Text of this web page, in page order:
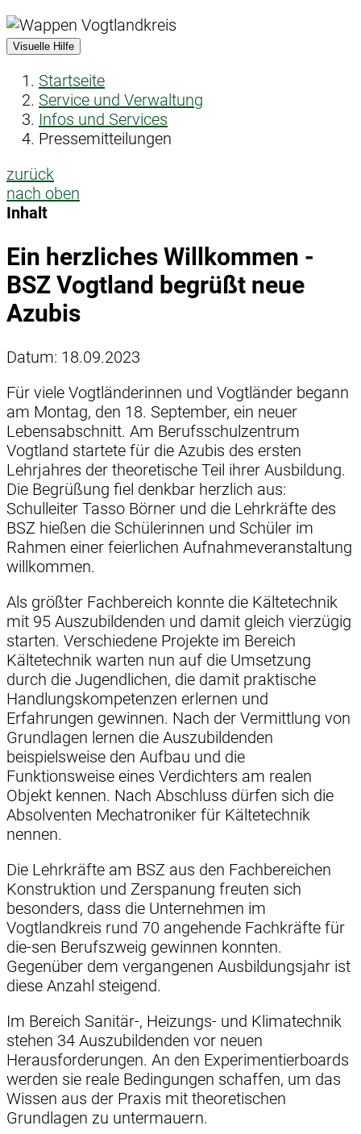
Visuelle Hilfe
Startseite
Service und Verwaltung
Infos und Services
Pressemitteilungen
zurück
nach oben
Inhalt
Ein herzliches Willkommen -
BSZ Vogtland begrüßt neue
Azubis
Datum: 18.09.2023
Für viele Vogtländerinnen und Vogtländer begann
am Montag, den 18. September, ein neuer
Lebensabschnitt. Am Berufsschulzentrum
Vogtland startete für die Azubis des ersten
Lehrjahres der theoretische Teil ihrer Ausbildung.
Die Begrüßung fiel denkbar herzlich aus:
Schulleiter Tasso Börner und die Lehrkräfte des
BSZ hießen die Schülerinnen und Schüler im
Rahmen einer feierlichen Aufnahmeveranstaltung
willkommen.
Als größter Fachbereich konnte die Kältetechnik
mit 95 Auszubildenden und damit gleich vierzügig
starten. Verschiedene Projekte im Bereich
Kältetechnik warten nun auf die Umsetzung
durch die Jugendlichen, die damit praktische
Handlungskompetenzen erlernen und
Erfahrungen gewinnen. Nach der Vermittlung von
Grundlagen lernen die Auszubildenden
beispielsweise den Aufbau und die
Funktionsweise eines Verdichters am realen
Objekt kennen. Nach Abschluss dürfen sich die
Absolventen Mechatroniker für Kältetechnik
nennen.
Die Lehrkräfte am BSZ aus den Fachbereichen
Konstruktion und Zerspanung freuten sich
besonders, dass die Unternehmen im
Vogtlandkreis rund 70 angehende Fachkräfte für
die-sen Berufszweig gewinnen konnten.
Gegenüber dem vergangenen Ausbildungsjahr ist
diese Anzahl steigend.
Im Bereich Sanitär-, Heizungs- und Klimatechnik
stehen 34 Auszubildenden vor neuen
Herausforderungen. An den Experimentierboards
werden sie reale Bedingungen schaffen, um das
Wissen aus der Praxis mit theoretischen
Grundlagen zu untermauern.